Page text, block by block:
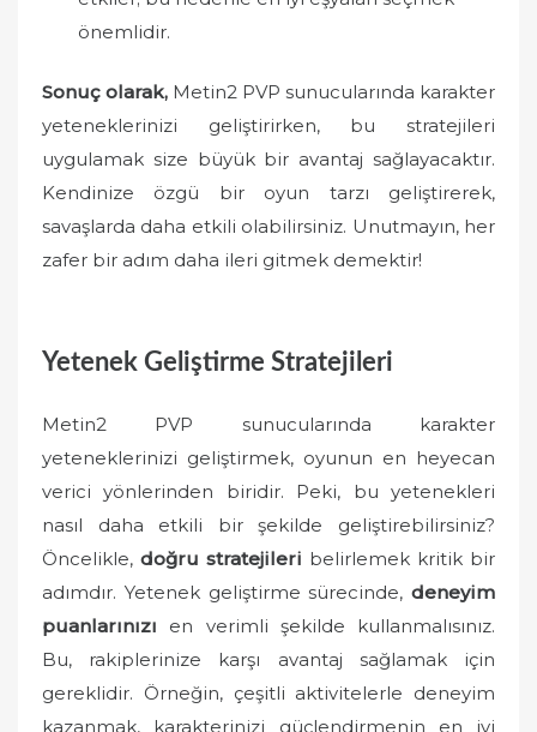
önemlidir.
Sonuç olarak, Metin2 PVP sunucularında karakter
yeteneklerinizi geliştirirken, bu stratejileri
uygulamak size büyük bir avantaj sağlayacaktır.
Kendinize özgü bir oyun tarzı geliştirerek,
savaşlarda daha etkili olabilirsiniz. Unutmayın, her
zafer bir adım daha ileri gitmek demektir!
Yetenek Geliştirme Stratejileri
Metin2 PVP sunucularında karakter
yeteneklerinizi geliştirmek, oyunun en heyecan
verici yönlerinden biridir. Peki, bu yetenekleri
nasıl daha etkili bir şekilde geliştirebilirsiniz?
Öncelikle, doğru stratejileri belirlemek kritik bir
adımdır. Yetenek geliştirme sürecinde, deneyim
puanlarınızı en verimli şekilde kullanmalısınız.
Bu, rakiplerinize karşı avantaj sağlamak için
gereklidir. Örneğin, çeşitli aktivitelerle deneyim
kazanmak, karakterinizi güçlendirmenin en iyi